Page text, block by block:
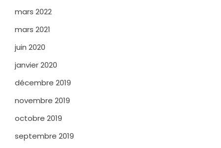
mars 2022
mars 2021
juin 2020
janvier 2020
décembre 2019
novembre 2019
octobre 2019
septembre 2019